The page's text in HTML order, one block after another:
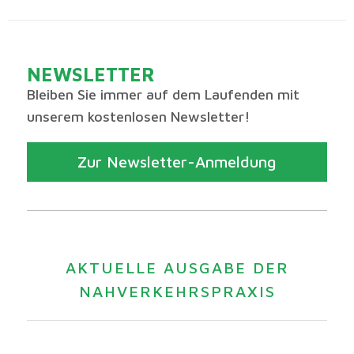
NEWSLETTER
Bleiben Sie immer auf dem Laufenden mit
unserem kostenlosen Newsletter!
Zur Newsletter-Anmeldung
AKTUELLE AUSGABE DER
NAHVERKEHRSPRAXIS